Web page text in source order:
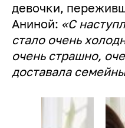
девочки,
Аниной: «С
стало очень
очень страшно,
доставала